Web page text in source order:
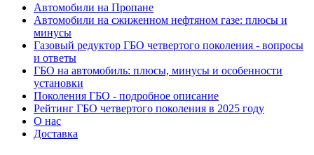
Автомобили на Пропане
Автомобили на сжиженном нефтяном газе: плюсы и
минусы
Газовый редуктор ГБО четвертого поколения - вопросы
и ответы
ГБО на автомобиль: плюсы, минусы и особенности
установки
Поколения ГБО - подробное описание
Рейтинг ГБО четвертого поколения в 2025 году
О нас
Доставка